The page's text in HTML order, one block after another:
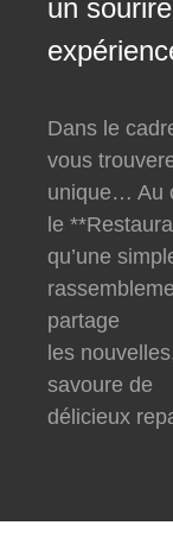
un
Dans le
vous
unique… Au
le
qu’une
partage
les
savoure de
délicieux